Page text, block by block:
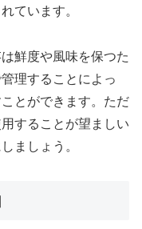
ています。
鮮度や風味を保つた
理することによっ
とができます。ただ
することが望ましい
ましょう。